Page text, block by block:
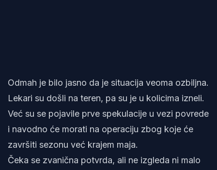
Odmah je bilo jasno da je situacija veoma ozbiljna.
Lekari su došli na teren, pa su je u kolicima izneli.
Već su se pojavile prve spekulacije u vezi povrede
i navodno će morati na operaciju zbog koje će
završiti sezonu već krajem maja.
Čeka se zvanična potvrda, ali ne izgleda ni malo